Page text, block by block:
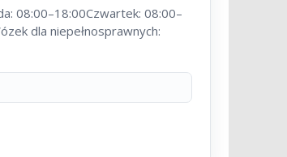
08:00–18:00Czwartek: 08:00–
dla niepełnosprawnych: